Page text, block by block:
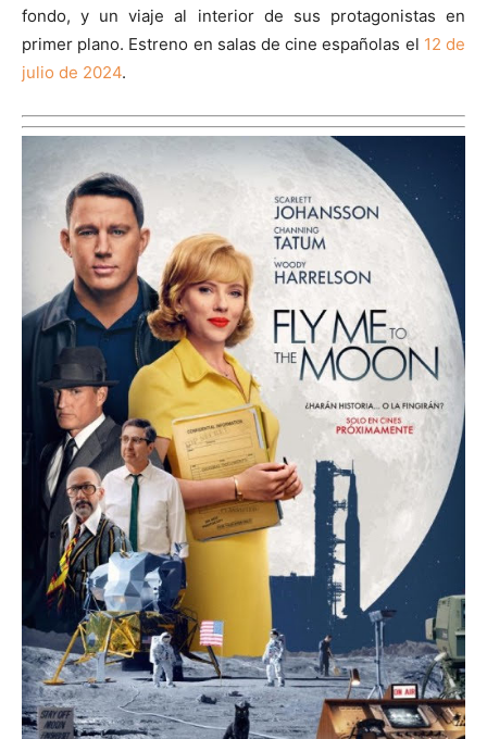
fondo, y un viaje al interior de sus protagonistas en
primer plano. Estreno en salas de cine españolas el 12 de
julio de 2024.